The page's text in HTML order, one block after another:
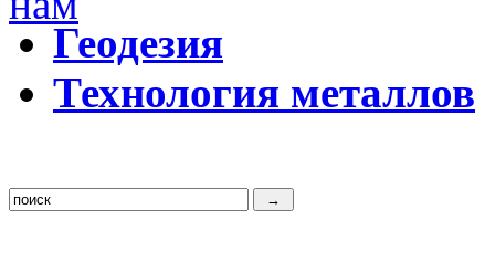
Геодезия
Технология металлов